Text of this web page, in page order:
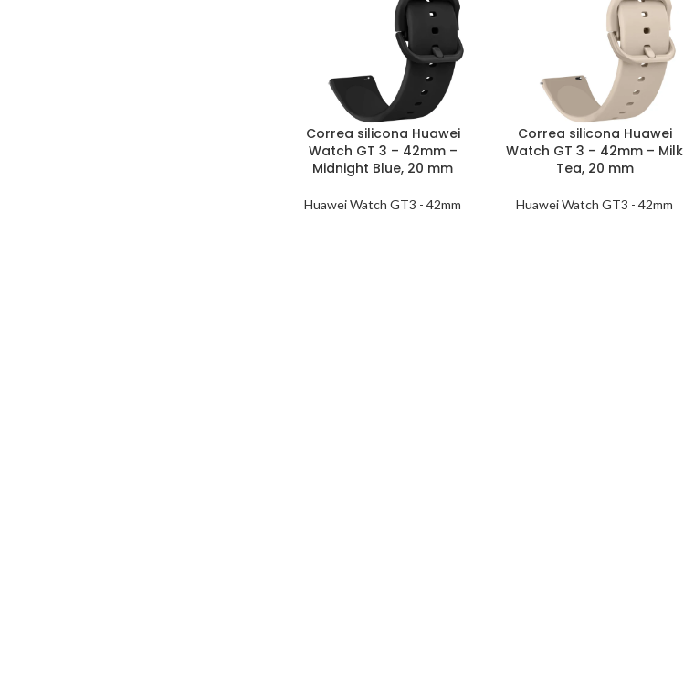
Correa silicona Huawei
Watch GT 3 – 42mm –
Midnight Blue, 20 mm
Huawei Watch GT3 - 42mm
Correa silicona Huawei
Watch GT 3 – 42mm – Milk
Tea, 20 mm
Huawei Watch GT3 - 42mm